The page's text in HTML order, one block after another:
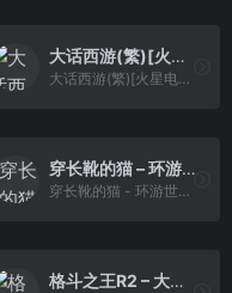
大话西游(繁)[火星电子](CN)[RPG](4Mb)
大话西游(繁)[火星电子](CN)[RPG](4Mb)
穿长靴的猫 – 环游世界80天大冒险(简)[虫儿](JP)[ACT](0.5Mb)
穿长靴的猫 - 环游世界80天大冒险(简)[虫儿](JP)[ACT](0.5Mb)
格斗之王R2 – 大蛇四天王(简)[南晶科技](CN)[RPG](4Mb)